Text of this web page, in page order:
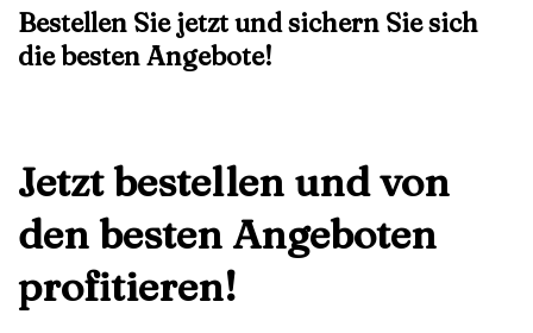
Bestellen Sie jetzt und sichern Sie sich
die besten Angebote!
Jetzt bestellen und von
den besten Angeboten
profitieren!